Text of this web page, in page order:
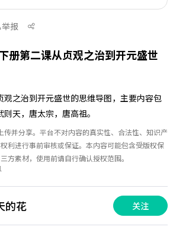
举报
册第二课从贞观之治到开元盛世
观之治到开元盛世的思维导图，主要内容包
天，唐太宗，唐高祖。
传并分享。平台不对内容的真实性、合法性、知识产
利进行事前审核或保证。本内容可能包含受版权保
方素材，使用前请自行确认授权范围。
的花 关注